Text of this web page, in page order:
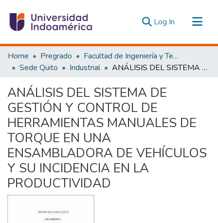
Log In (current)
Communities & Collections
All of DSpace
Statistics
Estadísticas Externas
Home Pregrado
Facultad de Ingeniería y Tecnologías de la Información y la Comunicación
Sede Quito
Industrial ANÁLISIS DEL SISTEMA DE GESTIÓN Y CONTROL DE HERRAMIENTAS MANUALES DE TORQUE EN UNA ENSAMBLADORA DE VEHÍCULOS Y SU INCIDENCIA EN LA PRODUCTIVIDAD
ANÁLISIS DEL SISTEMA DE
GESTIÓN Y CONTROL DE
HERRAMIENTAS MANUALES DE
TORQUE EN UNA
ENSAMBLADORA DE VEHÍCULOS
Y SU INCIDENCIA EN LA
PRODUCTIVIDAD